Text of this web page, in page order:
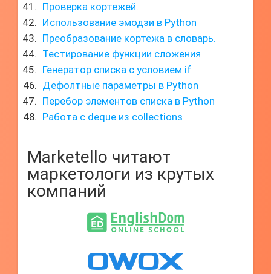
Проверка кортежей.
Использование эмодзи в Python
Преобразование кортежа в словарь.
Тестирование функции сложения
Генератор списка с условием if
Дефолтные параметры в Python
Перебор элементов списка в Python
Работа с deque из collections
Marketello читают
маркетологи из крутых
компаний